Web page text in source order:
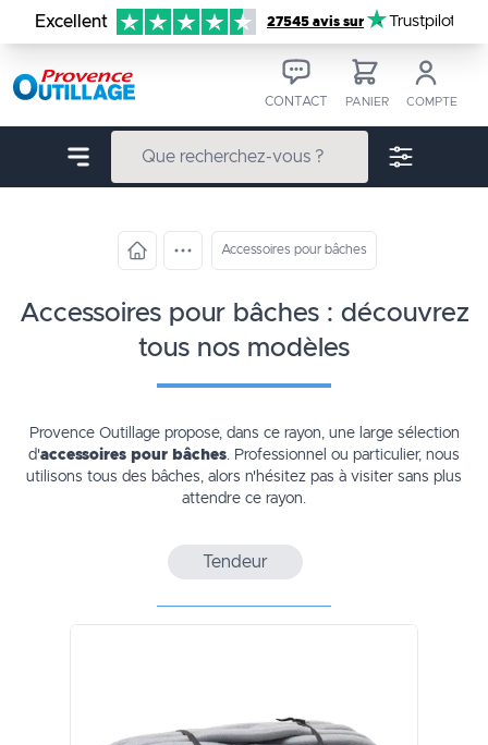
Aller au contenu
Excellent 27545 avis sur Trustpilot
CONTACT PANIER COMPTE
Accessoires pour bâches
accessoires pour bâches : découvrez
tous nos modèles
Provence Outillage propose, dans ce rayon, une large sélection
d'accessoires pour bâches. Professionnel ou particulier, nous
utilisons tous des bâches, alors n'hésitez pas à visiter sans plus
attendre ce rayon.
Tendeur